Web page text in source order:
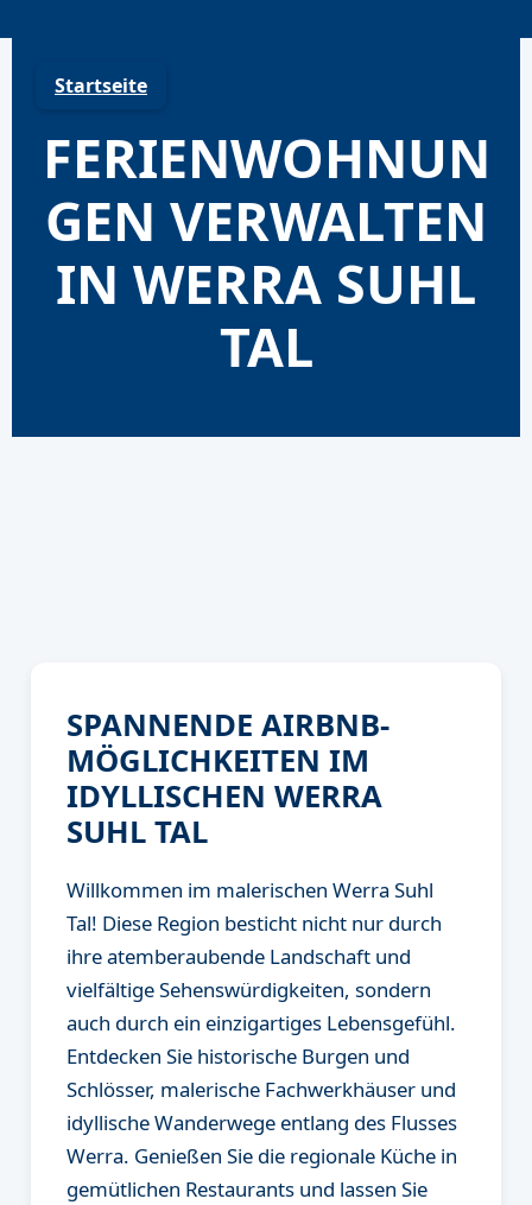
to
Startseite
FERIENWOHNUN
GEN VERWALTEN
IN WERRA SUHL
TAL
SPANNENDE AIRBNB-
MÖGLICHKEITEN IM
IDYLLISCHEN WERRA
SUHL TAL
Willkommen im malerischen Werra Suhl
Tal! Diese Region besticht nicht nur durch
ihre atemberaubende Landschaft und
vielfältige Sehenswürdigkeiten, sondern
auch durch ein einzigartiges Lebensgefühl.
Entdecken Sie historische Burgen und
Schlösser, malerische Fachwerkhäuser und
idyllische Wanderwege entlang des Flusses
Werra. Genießen Sie die regionale Küche in
gemütlichen Restaurants und lassen Sie